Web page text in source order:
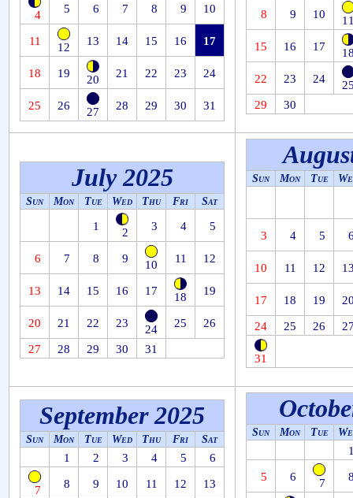
4 5 6 7 8 9 10
11 12 13 14 15 16 17
18 19 20 21 22 23 24
25 26 27 28 29 30 31
8 9 10
15
16 17
22
23 24
29
30
July 2025
Sun Mon Tue Wed Thu Fri Sat
1 2 3 4 5
6 7 8 9 10 11 12
13 14 15 16 17 18 19
20 21 22 23 24 25
26
27
28 29 30 31
Sun Mon Tue
3 4 5
10 11 12
17 18 19
24
25 26
31
September 2025
Sun Mon Tue Wed Thu Fri Sat
1 2 3 4 5 6
7 8 9 10 11 12 13
Sun Mon Tue
5
6 7